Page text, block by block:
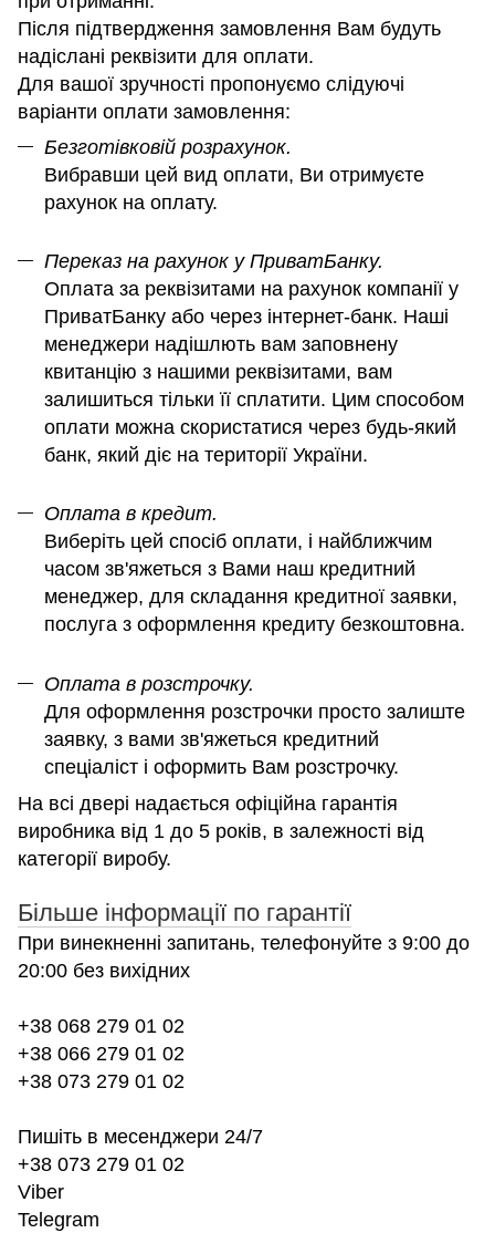
Після підтвердження замовлення Вам будуть
надіслані реквізити для оплати.
Для вашої зручності пропонуємо слідуючі
варіанти оплати замовлення:
Безготівковій розрахунок.
Вибравши цей вид оплати, Ви отримуєте
рахунок на оплату.
Переказ на рахунок у ПриватБанку.
Оплата за реквізитами на рахунок компанії у
ПриватБанку або через інтернет-банк. Наші
менеджери надішлють вам заповнену
квитанцію з нашими реквізитами, вам
залишиться тільки її сплатити. Цим способом
оплати можна скористатися через будь-який
банк, який діє на території України.
Оплата в кредит.
Виберіть цей спосіб оплати, і найближчим
часом зв'яжеться з Вами наш кредитний
менеджер, для складання кредитної заявки,
послуга з оформлення кредиту безкоштовна.
Оплата в розстрочку.
Для оформлення розстрочки просто залиште
заявку, з вами зв'яжеться кредитний
спеціаліст і оформить Вам розстрочку.
На всі двері надається офіційна гарантія
виробника від 1 до 5 років, в залежності від
категорії виробу.
Більше інформації по гарантії
При винекненні запитань, телефонуйте з 9:00 до
20:00 без вихідних
+38 068 279 01 02
+38 066 279 01 02
+38 073 279 01 02
Пишіть в месенджери 24/7
+38 073 279 01 02
Viber
Telegram